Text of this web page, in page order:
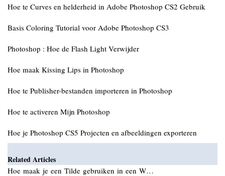
Hoe te Curves en helderheid in Adobe Photoshop CS2 Gebruik
Basis Coloring Tutorial voor Adobe Photoshop CS3
Photoshop : Hoe de Flash Light Verwijder
Hoe maak Kissing Lips in Photoshop
Hoe te Publisher-bestanden importeren in Photoshop
Hoe te activeren Mijn Photoshop
Hoe je Photoshop CS5 Projecten en afbeeldingen exporteren
Related Articles
Hoe maak je een Tilde gebruiken in een W…